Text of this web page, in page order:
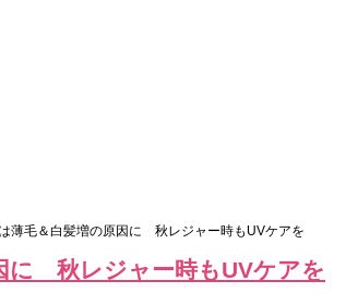
薄毛＆白髪増の原因に 秋レジャー時もUVケアを
に 秋レジャー時もUVケアを